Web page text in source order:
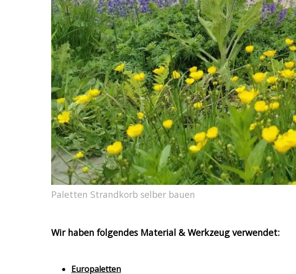
Paletten Strandkorb selber bauen
Wir haben folgendes Material & Werkzeug verwendet:
Europaletten